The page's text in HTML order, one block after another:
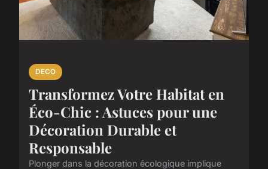
DECO
Transformez Votre Habitat en
Éco-Chic : Astuces pour une
Décoration Durable et
Responsable
Plonger dans la décoration écologique implique